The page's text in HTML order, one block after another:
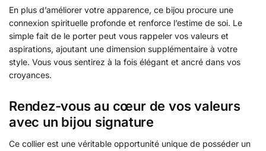
En plus d’améliorer votre apparence, ce bijou procure une
connexion spirituelle profonde et renforce l’estime de soi. Le
simple fait de le porter peut vous rappeler vos valeurs et
aspirations, ajoutant une dimension supplémentaire à votre
style. Vous vous sentirez à la fois élégant et ancré dans vos
croyances.
Rendez-vous au cœur de vos valeurs
avec un bijou signature
Ce collier est une véritable opportunité unique de posséder un